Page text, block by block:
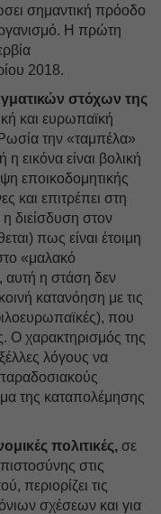
σημαντική πρόοδο
Η πρώτη
2018.
στόχων της
και ευρωπαϊκή
την «ταμπέλα»
εικόνα είναι βολική
εποικοδομητικής
και επιτρέπει στη
διείσδυση στον
πως είναι έτοιμη
«μαλακό
η στάση δεν
κατανόηση με τις
που
Ο χαρακτηρισμός της
λόγους να
της καταπολέμησης
πολιτικές, σε
στις
περιορίζει τις
σχέσεων και για